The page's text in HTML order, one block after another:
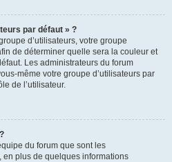
par défaut » ?
d’utilisateurs, votre groupe
de déterminer quelle sera la couleur et
Les administrateurs du forum
même votre groupe d’utilisateurs par
de l’utilisateur.
du forum que sont les
en plus de quelques informations